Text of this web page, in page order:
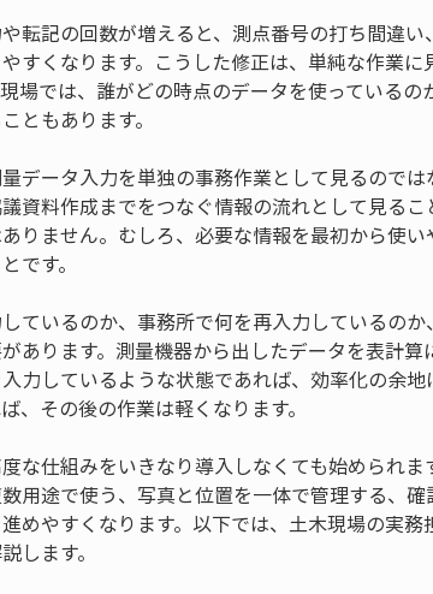
転記の回数が増えると、測点番号の打ち間違
すくなります。こうした修正は、単純な作業に
場では、誰がどの時点のデータを使っている
ともあります。
データ入力を単独の事務作業として見るので
資料作成までをつなぐ情報の流れとして見る
りません。むしろ、必要な情報を最初から使
です。
ているのか、事務所で何を再入力しているの
あります。測量機器から出したデータを表計
力しているような状態であれば、効率化の余
、その後の作業は軽くなります。
な仕組みをいきなり導入しなくても始められ
用途で使う、写真と位置を一体で管理する、
めやすくなります。以下では、土木現場の実
します。